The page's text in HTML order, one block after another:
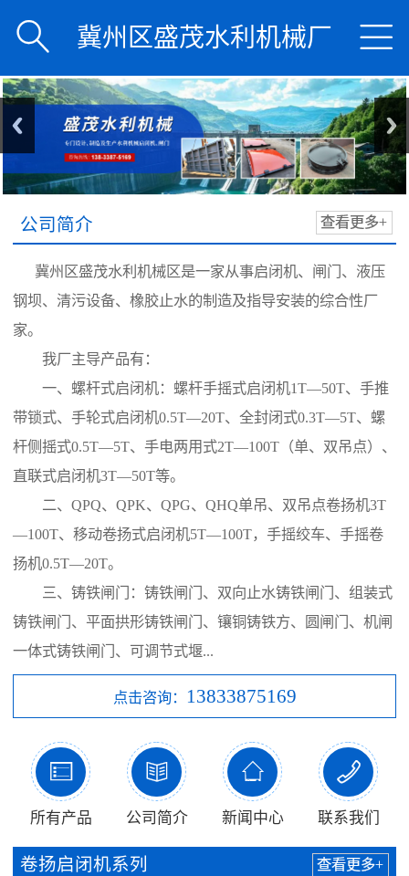

 冀州区盛茂水利机械厂
公司简介 查看更多+
冀州区盛茂水利机械区是一家从事启闭机、闸门、液压
钢坝、清污设备、橡胶止水的制造及指导安装的综合性厂
家。
我厂主导产品有：
一、螺杆式启闭机：螺杆手摇式启闭机1T—50T、手推
带锁式、手轮式启闭机0.5T—20T、全封闭式0.3T—5T、螺
杆侧摇式0.5T—5T、手电两用式2T—100T（单、双吊点）、
直联式启闭机3T—50T等。
二、QPQ、QPK、QPG、QHQ单吊、双吊点卷扬机3T
—100T、移动卷扬式启闭机5T—100T，手摇绞车、手摇卷
扬机0.5T—20T。
三、铸铁闸门：铸铁闸门、双向止水铸铁闸门、组装式
铸铁闸门、平面拱形铸铁闸门、镶铜铸铁方、圆闸门、机闸
一体式铸铁闸门、可调节式堰...
点击咨询： 13833875169

所有产品

公司简介

新闻中心

联系我们
卷扬启闭机系列 查看更多+